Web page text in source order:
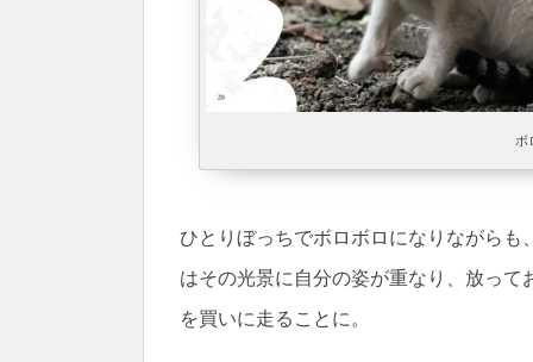
ボ
ひとりぼっちでボロボロになりながら
はその光景に自分の姿が重なり、放っ
を買いに走ることに。